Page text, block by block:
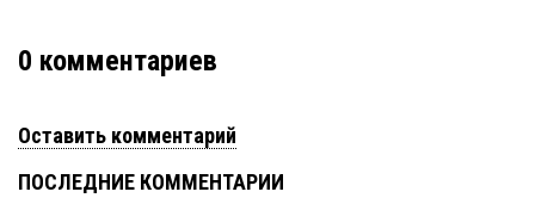
0 комментариев
Оставить комментарий
ПОСЛЕДНИЕ КОММЕНТАРИИ